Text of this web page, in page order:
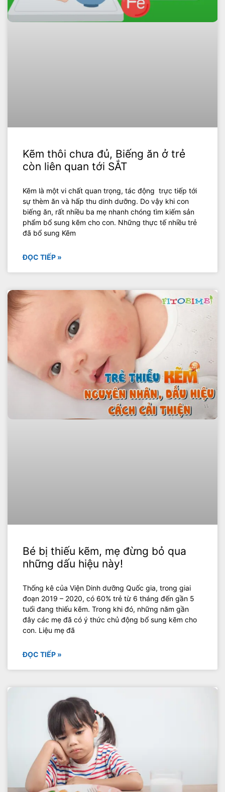
Kẽm thôi chưa đủ, Biếng ăn ở trẻ
còn liên quan tới SẮT
Kẽm là một vi chất quan trọng, tác động trực tiếp tới
sự thèm ăn và hấp thu dinh dưỡng. Do vậy khi con
biếng ăn, rất nhiều ba mẹ nhanh chóng tìm kiếm sản
phẩm bổ sung kẽm cho con. Những thực tế nhiều trẻ
đã bổ sung Kẽm
ĐỌC TIẾP »
Bé bị thiếu kẽm, mẹ đừng bỏ qua
những dấu hiệu này!
Thống kê của Viện Dinh dưỡng Quốc gia, trong giai
đoạn 2019 – 2020, có 60% trẻ từ 6 tháng đến gần 5
tuổi đang thiếu kẽm. Trong khi đó, những năm gần
đây các mẹ đã có ý thức chủ động bổ sung kẽm cho
con. Liệu mẹ đã
ĐỌC TIẾP »